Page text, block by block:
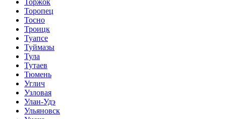
Торопец
Тосно
Троицк
Туапсе
Туймазы
Тула
Тутаев
Тюмень
Углич
Узловая
Улан-Удэ
Ульяновск